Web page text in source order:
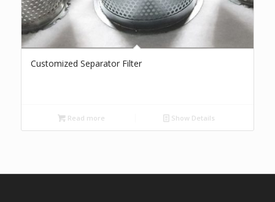
Customized Separator Filter
Read more Show Details